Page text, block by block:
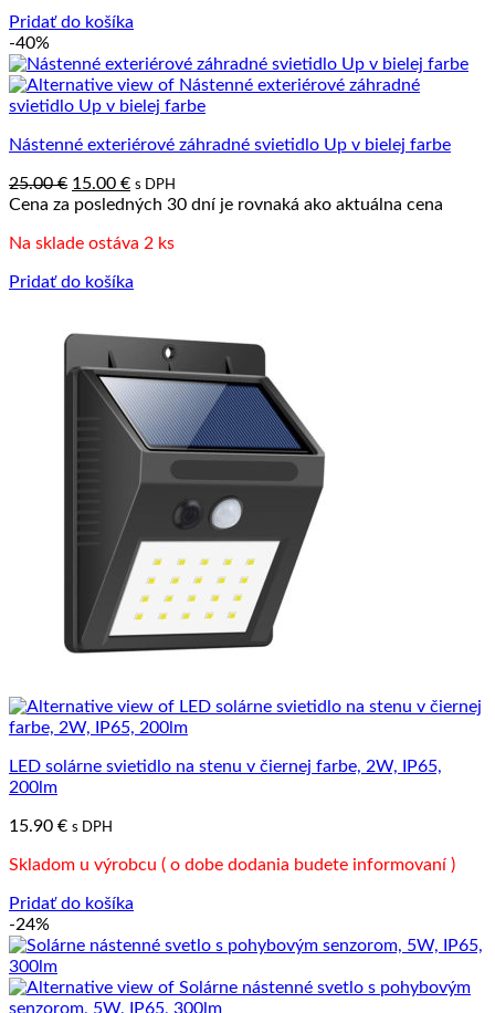
Pridať do košíka
-40%
Nástenné exteriérové záhradné svietidlo Up v bielej farbe
25.00€ Pôvodná
cena
25.00 €.
15.00 €Aktuálna
cena
15.00 €.
s DPH
Cena za posledných 30 dní je rovnaká ako aktuálna cena
Na sklade ostáva 2 ks
Pridať do košíka
LED solárne svietidlo na stenu v čiernej farbe, 2W, IP65,
200lm
15.90 € s DPH
Skladom u výrobcu ( o dobe dodania budete informovaní )
Pridať do košíka
-24%